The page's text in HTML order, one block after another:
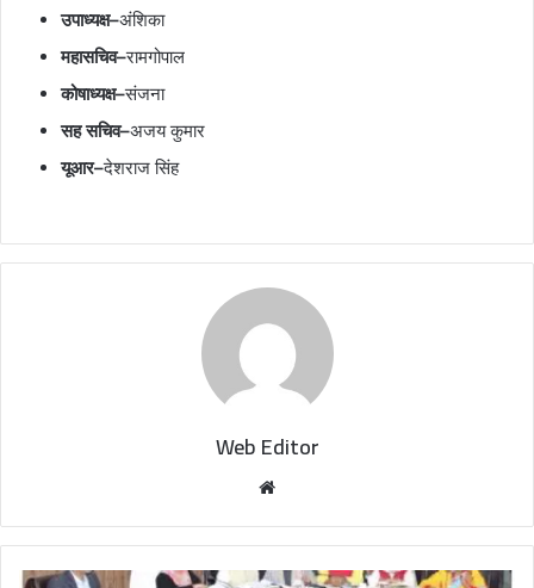
उपाध्यक्ष–अंशिका
महासचिव–रामगोपाल
कोषाध्यक्ष–संजना
सह सचिव–अजय कुमार
यूआर–देशराज सिंह
Web Editor
b
s